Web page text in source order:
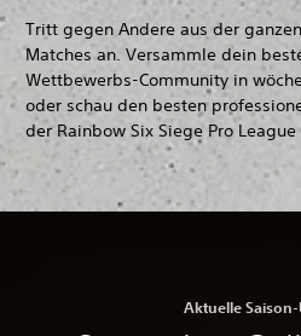
Tritt gegen Andere aus der
Matches an. Versammle dein
Wettbewerbs-Community in
oder schau den besten
der Rainbow Six Siege Pro League
Aktuelle